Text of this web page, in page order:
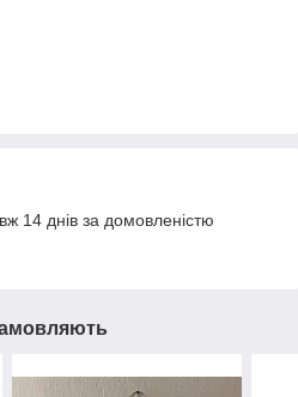
14 днів за домовленістю